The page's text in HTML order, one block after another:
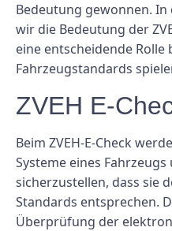
Bedeutung gewonnen.
wir die Bedeutung der
eine entscheidende
Fahrzeugstandards
ZVEH E-
Beim ZVEH-E-Check
Systeme eines
sicherzustellen, dass sie
Standards entsprechen.
Überprüfung der